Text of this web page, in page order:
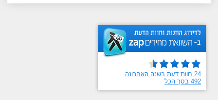
חכמה
פס
2
מטר
RGB
-
שליטת